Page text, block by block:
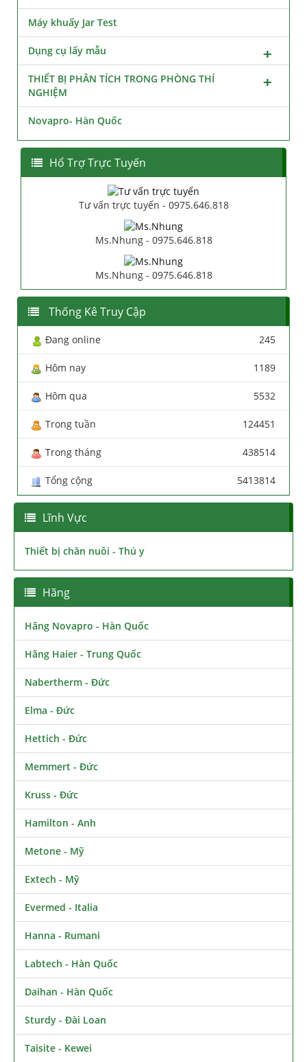
Máy khuấy Jar Test
Dụng cụ lấy mẫu
THIẾT BỊ PHÂN TÍCH TRONG PHÒNG THÍ
NGHIỆM
Novapro- Hàn Quốc
Hổ Trợ Trực Tuyến
Tư vấn trực tuyến - 0975.646.818
Ms.Nhung - 0975.646.818
Ms.Nhung - 0975.646.818
Thống Kê Truy Cập
Đang online 245
Hôm nay 1189
Hôm qua 5532
Trong tuần 124451
Trong tháng 438514
Tổng cộng 5413814
Lĩnh Vực
Thiết bị chăn nuôi - Thú y
Hãng
Hãng Novapro - Hàn Quốc
Hãng Haier - Trung Quốc
Nabertherm - Đức
Elma - Đức
Hettich - Đức
Memmert - Đức
Kruss - Đức
Hamilton - Anh
Metone - Mỹ
Extech - Mỹ
Evermed - Italia
Hanna - Rumani
Labtech - Hàn Quốc
Daihan - Hàn Quốc
Sturdy - Đài Loan
Taisite - Kewei